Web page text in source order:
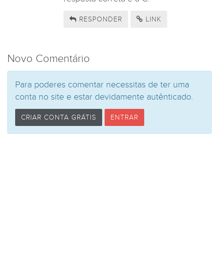
RESPONDER LINK
Novo Comentário
Para poderes comentar necessitas de ter uma
conta no site e estar devidamente autênticado.
CRIAR CONTA GRÁTIS ENTRAR